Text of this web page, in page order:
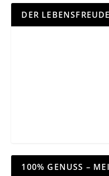
DER
100% GENUSS –